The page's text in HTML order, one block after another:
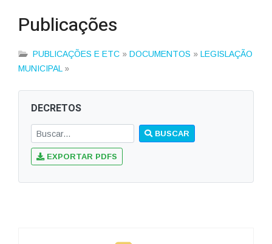
Publicações
PUBLICAÇÕES E ETC » DOCUMENTOS » LEGISLAÇÃO
MUNICIPAL »
DECRETOS
BUSCAR
EXPORTAR PDFS